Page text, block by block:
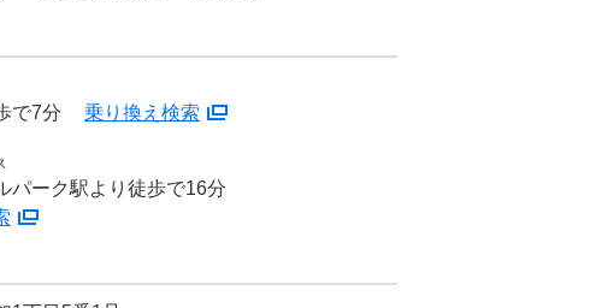
で7分 乗り換え検索
パーク駅より徒歩で16分